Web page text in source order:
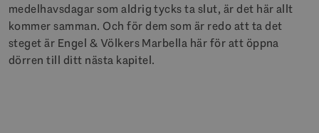
medelhavsdagar som aldrig tycks ta slut, är det här allt
kommer samman. Och för dem som är redo att ta det
steget är Engel & Völkers Marbella här för att öppna
dörren till ditt nästa kapitel.